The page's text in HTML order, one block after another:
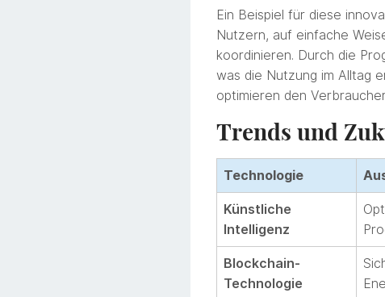
Ein Beispiel für diese
Nutzern, auf einfache
koordinieren. Durch die
was die Nutzung im Alltag
optimieren den
Trends und
Technologie
Künstliche
Intelligenz
Blockchain-
Technologie